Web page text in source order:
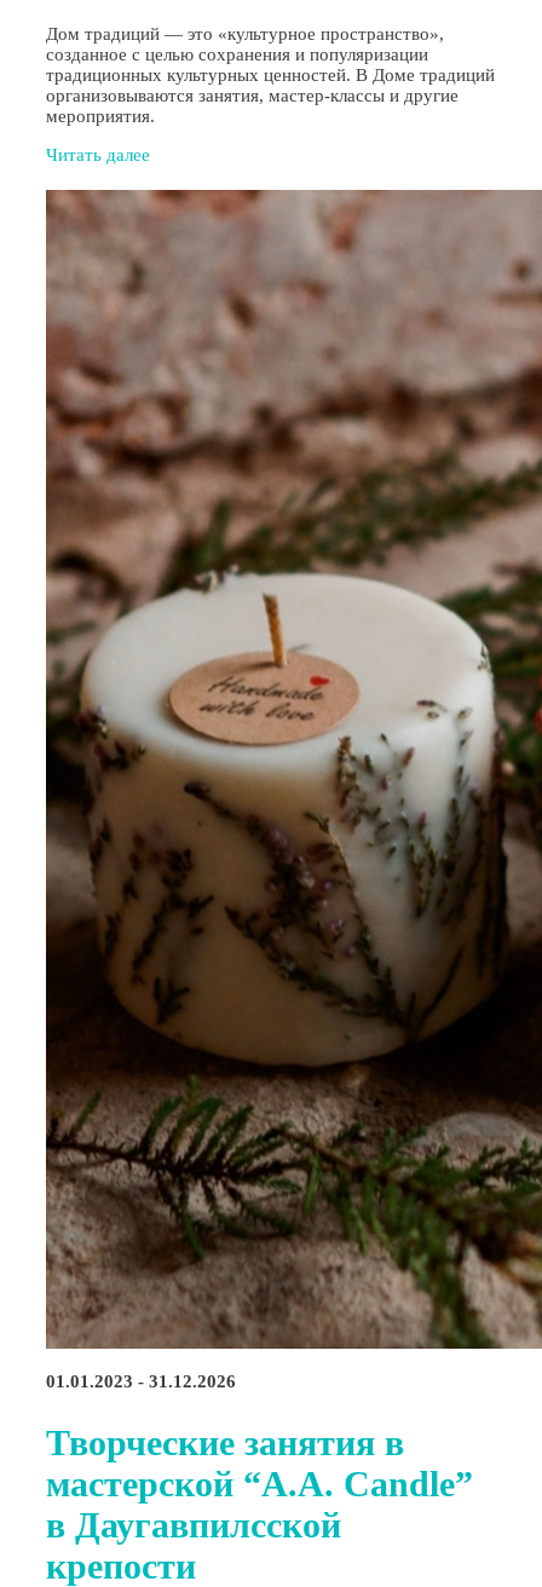
Дом традиций — это «культурное пространство»,
созданное с целью сохранения и популяризации
традиционных культурных ценностей. В Доме традиций
организовываются занятия, мастер-классы и другие
мероприятия.
Читать далее
01.01.2023 - 31.12.2026
Творческие занятия в
мастерской “A.A. Candle”
в Даугавпилсской
крепости